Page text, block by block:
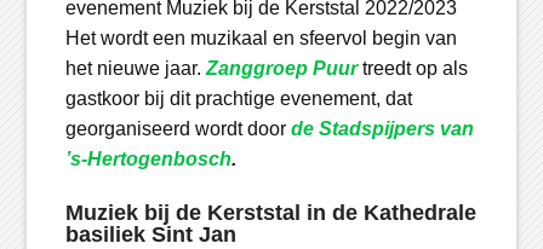
evenement Muziek bij de Kerststal 2022/2023
Het wordt een muzikaal en sfeervol begin van
het nieuwe jaar. Zanggroep Puur treedt op als
gastkoor bij dit prachtige evenement, dat
georganiseerd wordt door de Stadspijpers van
’s-Hertogenbosch.
Muziek bij de Kerststal in de Kathedrale
basiliek Sint Jan